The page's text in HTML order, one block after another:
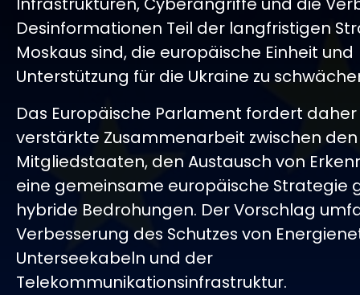
Desinformationen Teil der langfristigen
Moskaus sind, die europäische Einheit und
Unterstützung für die Ukraine zu
Das Europäische Parlament fordert
verstärkte Zusammenarbeit zwischen den
Mitgliedstaaten, den Austausch von
eine gemeinsame europäische Strategie
hybride Bedrohungen. Der Vorschlag
Verbesserung des Schutzes von
Unterseekabeln und der
Telekommunikationsinfrastruktur.